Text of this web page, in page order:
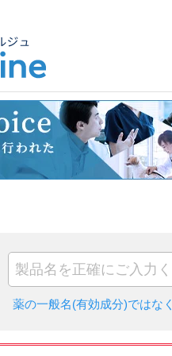
薬の一般名(有効成分)ではなく